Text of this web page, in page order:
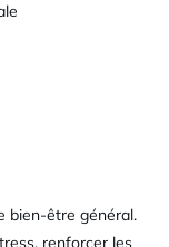
bien-être général.
renforcer les